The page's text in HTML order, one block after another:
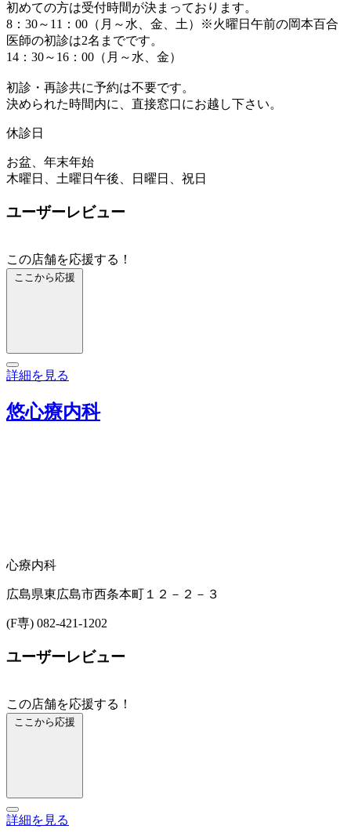
初めての方は受付時間が決まっております。
8：30～11：00（月～水、金、土）※火曜日午前の岡本百合
医師の初診は2名までです。
14：30～16：00（月～水、金）
初診・再診共に予約は不要です。
決められた時間内に、直接窓口にお越し下さい。
休診日
お盆、年末年始
木曜日、土曜日午後、日曜日、祝日
ユーザーレビュー
この店舗を応援する！
ここから応援
詳細を見る
悠心療内科
心療内科
広島県東広島市西条本町１２－２－３
(F専) 082-421-1202
ユーザーレビュー
この店舗を応援する！
ここから応援
詳細を見る